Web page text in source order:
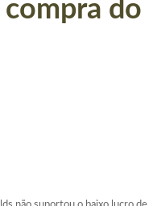
compra do